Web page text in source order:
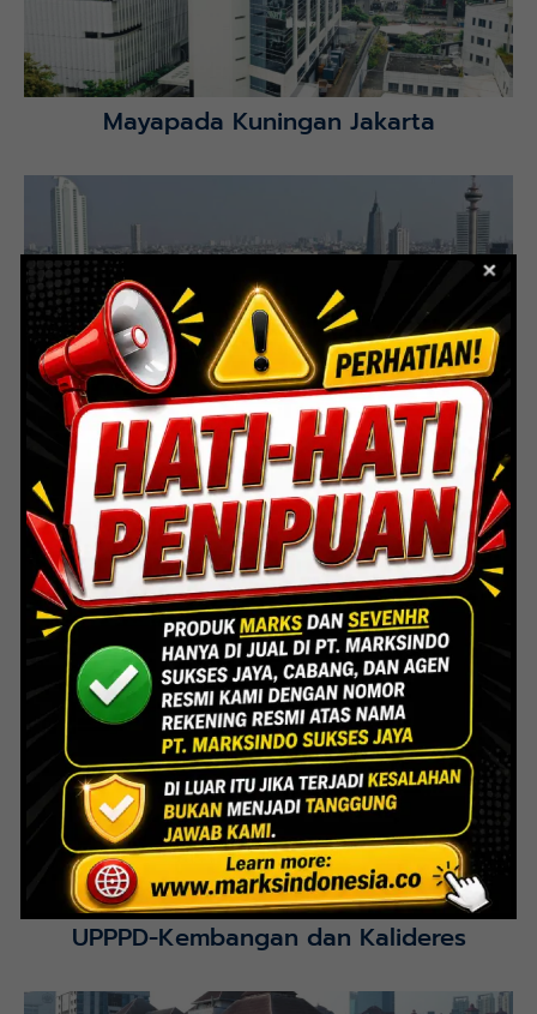
Mayapada Kuningan Jakarta
Lihat Detail Proyek
Indoor Multifunction Stadium (FIBA)
Senayan
Lihat Detail Proyek
Interior Bank BTN Jatimurni, Bekasi
Lihat Detail Proyek
UPPPD-Kembangan dan Kalideres